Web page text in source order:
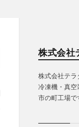
株式会
株式会社テラ
冷凍機・真空
市の町工場で